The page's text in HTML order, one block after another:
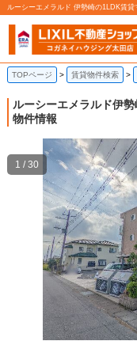
ルーシーエメラルド 伊勢崎の1LDK賃
TOPページ 賃貸物件検索
ルーシーエメラルド伊
物件情報
1 / 30